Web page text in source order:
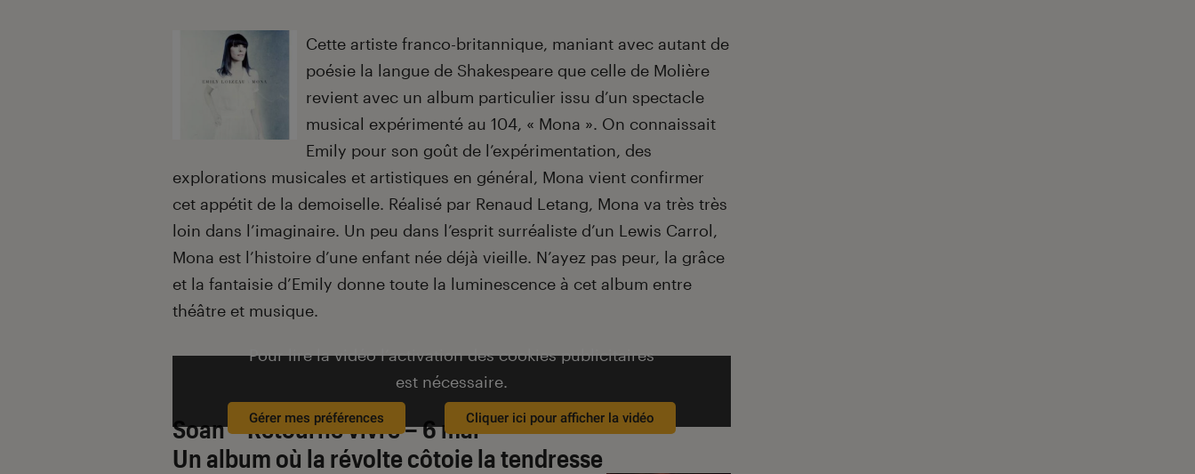
Cette artiste franco-britannique, maniant avec autant de
poésie la langue de Shakespeare que celle de Molière
revient avec un album particulier issu d’un spectacle
musical expérimenté au 104, « Mona ». On connaissait
Emily pour son goût de l’expérimentation, des
explorations musicales et artistiques en général, Mona vient confirmer
cet appétit de la demoiselle. Réalisé par Renaud Letang, Mona va très très
loin dans l’imaginaire. Un peu dans l’esprit surréaliste d’un Lewis Carrol,
Mona est l’histoire d’une enfant née déjà vieille. N’ayez pas peur, la grâce
et la fantaisie d’Emily donne toute la luminescence à cet album entre
théâtre et musique.
Pour lire la vidéo l’activation des cookies publicitaires
est nécessaire.
Gérer mes préférences Cliquer ici pour afficher la vidéo
Soan – Retourné vivre– 6 mai
Un album où la révolte côtoie la tendresse